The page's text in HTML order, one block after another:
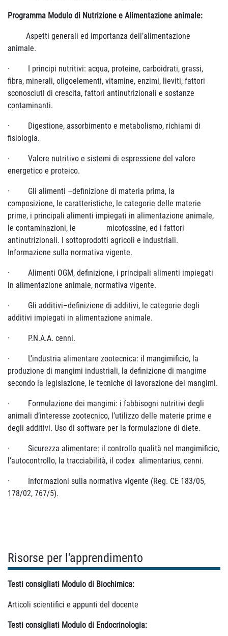
Programma Modulo di Nutrizione e Alimentazione animale:
Aspetti generali ed importanza dell’alimentazione
animale.
·
I principi nutritivi: acqua, proteine, carboidrati, grassi,
fibra, minerali, oligoelementi, vitamine, enzimi, lieviti, fattori
sconosciuti di crescita, fattori antinutrizionali e sostanze
contaminanti.
·
Digestione, assorbimento e metabolismo, richiami di
fisiologia.
·
Valore nutritivo e sistemi di espressione del valore
energetico e proteico.
·
Gli alimenti –definizione di materia prima, la
composizione, le caratteristiche, le categorie delle materie
prime, i principali alimenti impiegati in alimentazione animale,
le contaminazioni, le micotossine, ed i fattori
antinutrizionali. I sottoprodotti agricoli e industriali.
Informazione sulla normativa vigente.
·
Alimenti OGM, definizione, i principali alimenti impiegati
in alimentazione animale, normativa vigente.
·
Gli additivi–definizione di additivi, le categorie degli
additivi impiegati in alimentazione animale.
· P.N.A.A. cenni.
·
L’industria alimentare zootecnica: il mangimificio, la
produzione di mangimi industriali, la definizione di mangime
secondo la legislazione, le tecniche di lavorazione dei mangimi.
·
Formulazione dei mangimi: i fabbisogni nutritivi degli
animali d’interesse zootecnico, l’utilizzo delle materie prime e
degli additivi. Uso di software per la formulazione di diete.
·
Sicurezza alimentare: il controllo qualità nel mangimificio,
l’autocontrollo, la tracciabilità, il codex alimentarius, cenni.
·
Informazioni sulla normativa vigente (Reg. CE 183/05,
178/02, 767/5).
Risorse per l'apprendimento
Testi consigliati Modulo di Biochimica:
Articoli scientifici e appunti del docente
Testi consigliati Modulo di Endocrinologia: